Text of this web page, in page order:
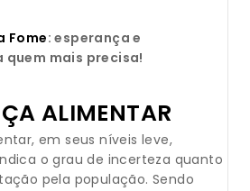
Fome: esperança e
mais precisa!
ALIMENTAR
em seus níveis leve,
o grau de incerteza quanto
pela população. Sendo